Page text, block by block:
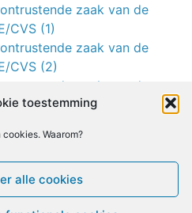
toestemming
Waarom?
alle cookies
zaak van de
CVS (1)
zaak van de
CVS (2)
zaak van de
CVS (3)
op de PACE-onderzoekers
van PACE-studie
worden